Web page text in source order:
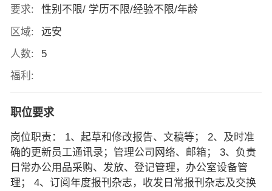
要求:
性别不限/ 学历不限/经验不限/年龄
区域:
远安
人数:
5
福利:
职位要求
岗位职责： 1、起草和修改报告、文稿等； 2、及时准
确的更新员工通讯录；管理公司网络、邮箱； 3、负责
日常办公用品采购、发放、登记管理，办公室设备管
理； 4、订阅年度报刊杂志，收发日常报刊杂志及交换